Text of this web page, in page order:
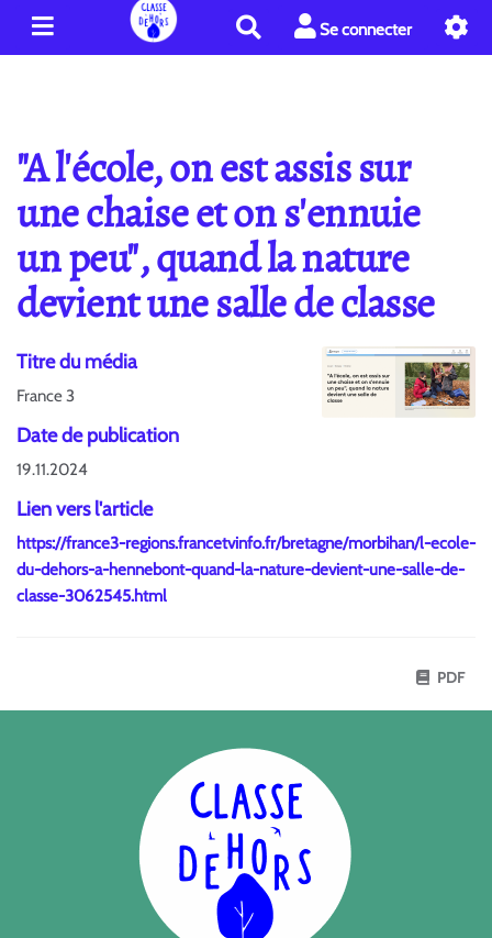
e
c
e
r
Se connecter
"A l'école, on est assis sur
une chaise et on s'ennuie
un peu", quand la nature
devient une salle de classe
Titre du média
France 3
Date de publication
19.11.2024
Lien vers l'article
https://france3-regions.francetvinfo.fr/bretagne/morbihan/l-ecole-
du-dehors-a-hennebont-quand-la-nature-devient-une-salle-de-
classe-3062545.html
PDF